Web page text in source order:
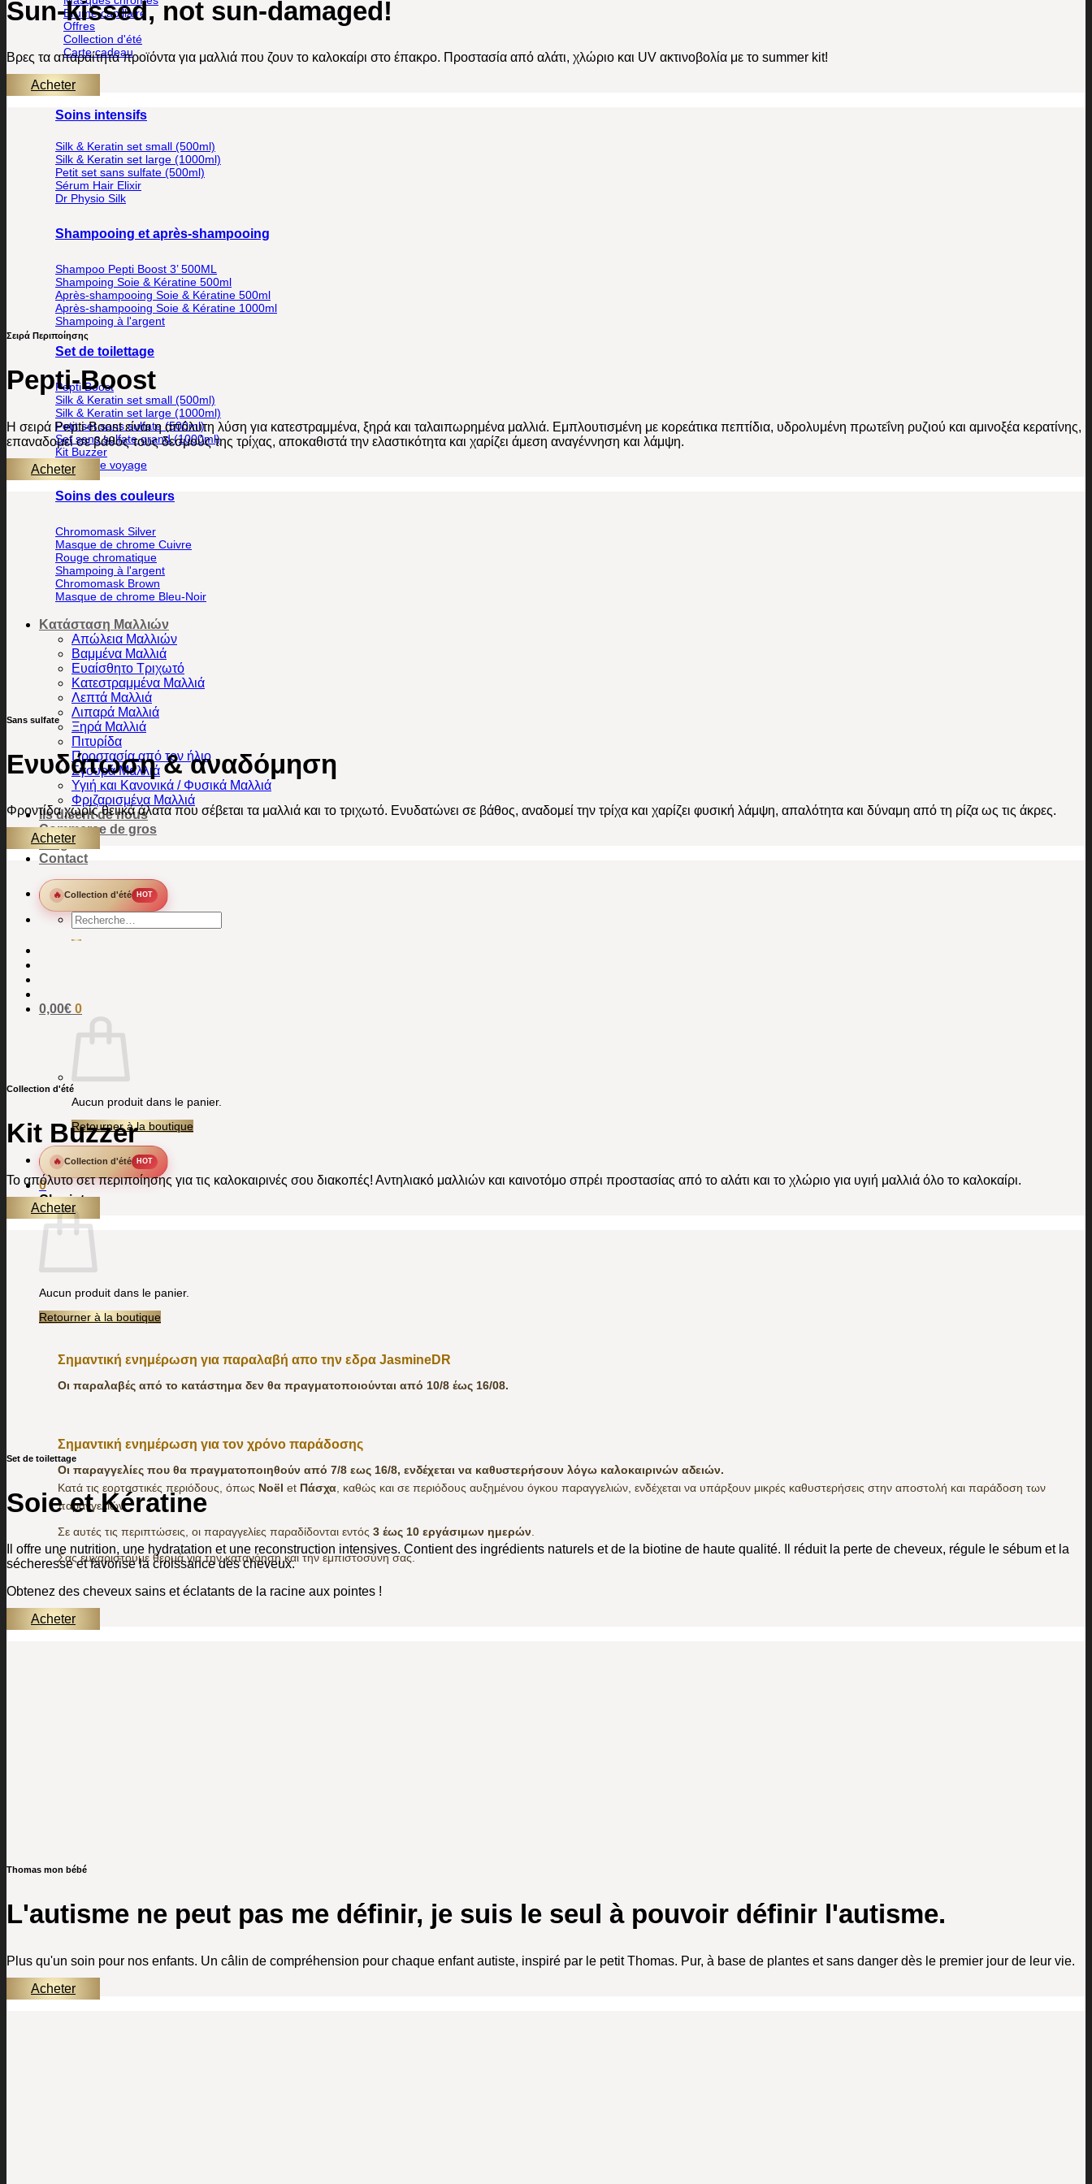
Brume capillaire
Offres
Collection d'été
Carte cadeau
Soins intensifs
Silk & Keratin set small (500ml)
Silk & Keratin set large (1000ml)
Petit set sans sulfate (500ml)
Sérum Hair Elixir
Dr Physio Silk
Shampooing et après-shampooing
Shampoo Pepti Boost 3’ 500ML
Shampoing Soie & Kératine 500ml
Après-shampooing Soie & Kératine 500ml
Après-shampooing Soie & Kératine 1000ml
Shampoing à l'argent
Set de toilettage
Pepti Boost
Silk & Keratin set small (500ml)
Silk & Keratin set large (1000ml)
Petit set sans sulfate (500ml)
Set sans sulfate grand (1000ml)
Kit Buzzer
Coffret de voyage
Soins des couleurs
Chromomask Silver
Masque de chrome Cuivre
Rouge chromatique
Shampoing à l'argent
Chromomask Brown
Masque de chrome Bleu-Noir
Κατάσταση Μαλλιών
Απώλεια Μαλλιών
Βαμμένα Μαλλιά
Ευαίσθητο Τριχωτό
Κατεστραμμένα Μαλλιά
Λεπτά Μαλλιά
Λιπαρά Μαλλιά
Ξηρά Μαλλιά
Πιτυρίδα
Προστασία από τον ήλιο
Σγουρά Μαλλιά
Υγιή και Κανονικά / Φυσικά Μαλλιά
Φριζαρισμένα Μαλλιά
Ils disent de nous
Commerce de gros
Blog
Contact
🔥 Collection d'été HOT
Recherche
de
0,00€ 0
Aucun produit dans le panier.
Retourner à la boutique
🔥 Collection d'été HOT
0
Chariot
Aucun produit dans le panier.
Retourner à la boutique
Σημαντική ενημέρωση για παραλαβή απο την εδρα JasmineDR
Οι παραλαβές από το κατάστημα δεν θα πραγματοποιούνται από 10/8 έως 16/08.
Σημαντική ενημέρωση για τον χρόνο παράδοσης
Οι παραγγελίες που θα πραγματοποιηθούν από 7/8 εως 16/8, ενδέχεται να καθυστερήσουν λόγω καλοκαιρινών αδειών.
Κατά τις εορταστικές περιόδους, όπως Noël et Πάσχα , καθώς και σε περιόδους αυξημένου όγκου παραγγελιών, ενδέχεται να υπάρξουν μικρές καθυστερήσεις στην αποστολή και παράδοση των
παραγγελιών.
Σε αυτές τις περιπτώσεις, οι παραγγελίες παραδίδονται εντός 3 έως 10 εργάσιμων ημερών
Σας ευχαριστούμε θερμά για την κατανόηση και την εμπιστοσύνη σας.
Sun-kissed, not sun-damaged!
Βρες τα απαραίτητα προϊόντα για μαλλιά που ζουν το καλοκαίρι στο έπακρο. Προστασία από αλάτι, χλώριο και UV ακτινοβολία με το summer kit!
Acheter
Σειρά Περιποίησης
Pepti-Boost
H σειρά Pepti-Boost είναι η απόλυτη λύση για κατεστραμμένα, ξηρά και ταλαιπωρημένα μαλλιά. Εμπλουτισμένη με κορεάτικα πεπτίδια, υδρολυμένη πρωτεΐνη ρυζιού και αμινοξέα κερατίνης,
επαναδομεί σε βάθος τους δεσμούς της τρίχας, αποκαθιστά την ελαστικότητα και χαρίζει άμεση αναγέννηση και λάμψη.
Acheter
Sans sulfate
Ενυδάτωση & αναδόμηση
Φροντίδα χωρίς θειικά άλατα που σέβεται τα μαλλιά και το τριχωτό. Ενυδατώνει σε βάθος, αναδομεί την τρίχα και χαρίζει φυσική λάμψη, απαλότητα και δύναμη από τη ρίζα ως τις άκρες.
Acheter
Collection d'été
Kit Buzzer
Το απόλυτο σετ περιποίησης για τις καλοκαιρινές σου διακοπές! Αντηλιακό μαλλιών και καινοτόμο σπρέι προστασίας από το αλάτι και το χλώριο για υγιή μαλλιά όλο το καλοκαίρι.
Acheter
Set de toilettage
Soie et Kératine
Il offre une nutrition, une hydratation et une reconstruction intensives. Contient des ingrédients naturels et de la biotine de haute qualité. Il réduit la perte de cheveux, régule le sébum et la
sécheresse et favorise la croissance des cheveux.
Obtenez des cheveux sains et éclatants de la racine aux pointes !
Acheter
Thomas mon bébé
L'autisme ne peut pas me définir, je suis le seul à pouvoir définir l'autisme.
Plus qu'un soin pour nos enfants. Un câlin de compréhension pour chaque enfant autiste, inspiré par le petit Thomas. Pur, à base de plantes et sans danger dès le premier jour de leur vie.
Acheter